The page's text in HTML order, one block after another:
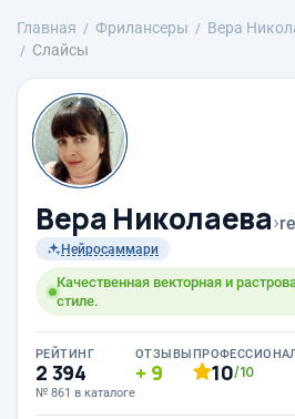
Главная Фрилансеры Вера
Слайсы
Вера Николаева›
Нейросаммари
Качественная векторная и
стиле.
РЕЙТИНГ
2 394
№ 861 в каталоге
ОТЗЫВЫ
9 10/10